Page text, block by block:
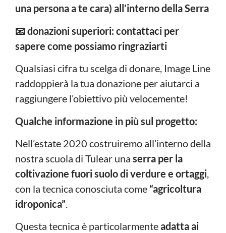
una persona a te cara) all’interno della Serra
📧 donazioni superiori: contattaci per
sapere come possiamo ringraziarti
Qualsiasi cifra tu scelga di donare, Image Line
raddoppierà la tua donazione per aiutarci a
raggiungere l’obiettivo più velocemente!
Qualche informazione in più sul progetto:
Nell’estate 2020 costruiremo all’interno della
nostra scuola di Tulear una serra per la
coltivazione fuori suolo di verdure e ortaggi,
con la tecnica conosciuta come “agricoltura
idroponica”.
Questa tecnica è particolarmenteadatta ai